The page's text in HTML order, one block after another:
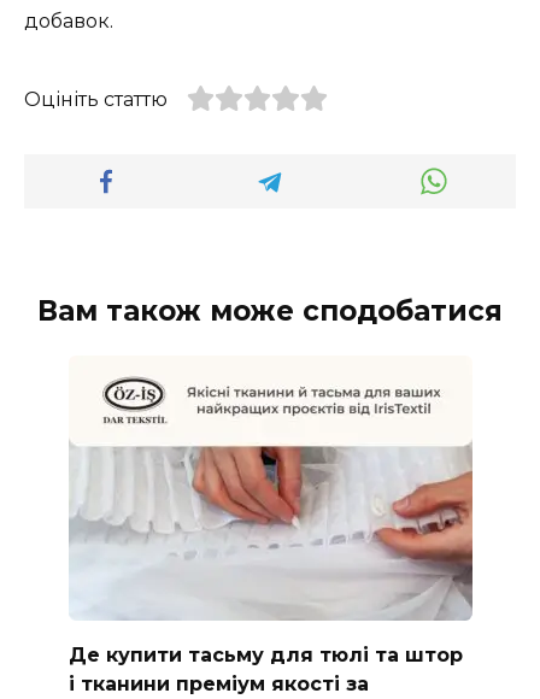
добавок.
Оцініть статтю
Вам також може сподобатися
Де купити тасьму для тюлі та штор
і тканини преміум якості за